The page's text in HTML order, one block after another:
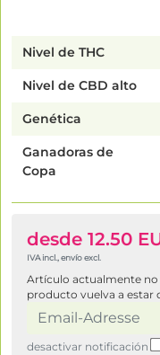
Nivel de THC
Nivel de CBD alto
Genética
Ganadoras de
Copa
desde 12.50
IVA incl., envío excl.
Artículo actualmente no
producto vuelva a estar
desactivar notificación